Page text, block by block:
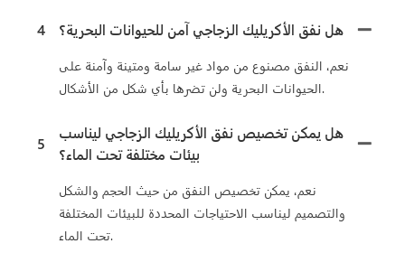
4 هل نفق الأكريليك الزجاجي آمن للحيوانات البحرية؟
نعم، النفق مصنوع من مواد غير سامة ومتينة وآمنة على
الحيوانات البحرية ولن تضرها بأي شكل من الأشكال.
5
هل يمكن تخصيص نفق الأكريليك الزجاجي ليناسب
بيئات مختلفة تحت الماء؟
نعم، يمكن تخصيص النفق من حيث الحجم والشكل
والتصميم ليناسب الاحتياجات المحددة للبيئات المختلفة
تحت الماء.